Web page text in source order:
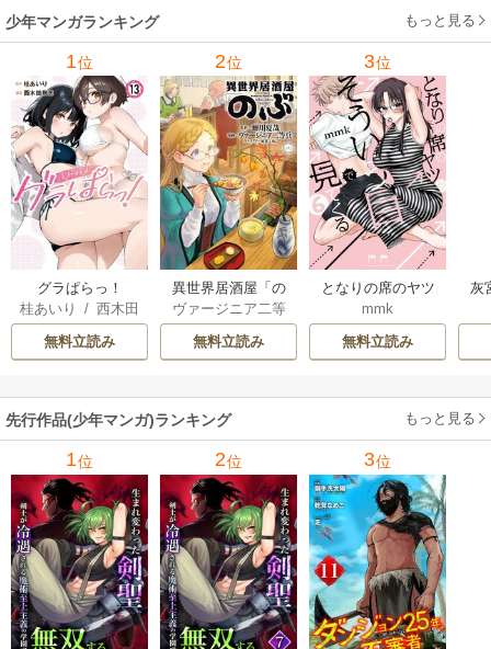
れ
メ
少年マンガランキング もっと見る
1位
グラぱらっ！
桂あいり
/西木田
景志
無料立読み
2位
異世界居酒屋「の
ぶ」
ヴァージニア二等
/ 蝉川夏哉
無料立読み
3位
となりの席のヤツ
がそういう目で見
てくる
mmk
無料立読み
灰
先行作品(少年マンガ)ランキング もっと見る
1位 2位 3位